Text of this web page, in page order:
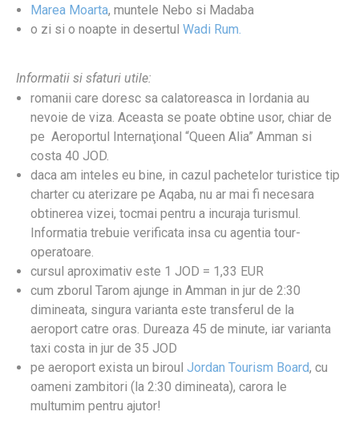
Marea Moarta, muntele Nebo si Madaba
o zi si o noapte in desertul Wadi Rum.
Informatii si sfaturi utile:
romanii care doresc sa calatoreasca in Iordania au
nevoie de viza. Aceasta se poate obtine usor, chiar de
pe Aeroportul Internaţional “Queen Alia” Amman si
costa 40 JOD.
daca am inteles eu bine, in cazul pachetelor turistice tip
charter cu aterizare pe Aqaba, nu ar mai fi necesara
obtinerea vizei, tocmai pentru a incuraja turismul.
Informatia trebuie verificata insa cu agentia tour-
operatoare.
cursul aproximativ este 1 JOD = 1,33 EUR
cum zborul Tarom ajunge in Amman in jur de 2:30
dimineata, singura varianta este transferul de la
aeroport catre oras. Dureaza 45 de minute, iar varianta
taxi costa in jur de 35 JOD
pe aeroport exista un biroul Jordan Tourism Board, cu
oameni zambitori (la 2:30 dimineata), carora le
multumim pentru ajutor!